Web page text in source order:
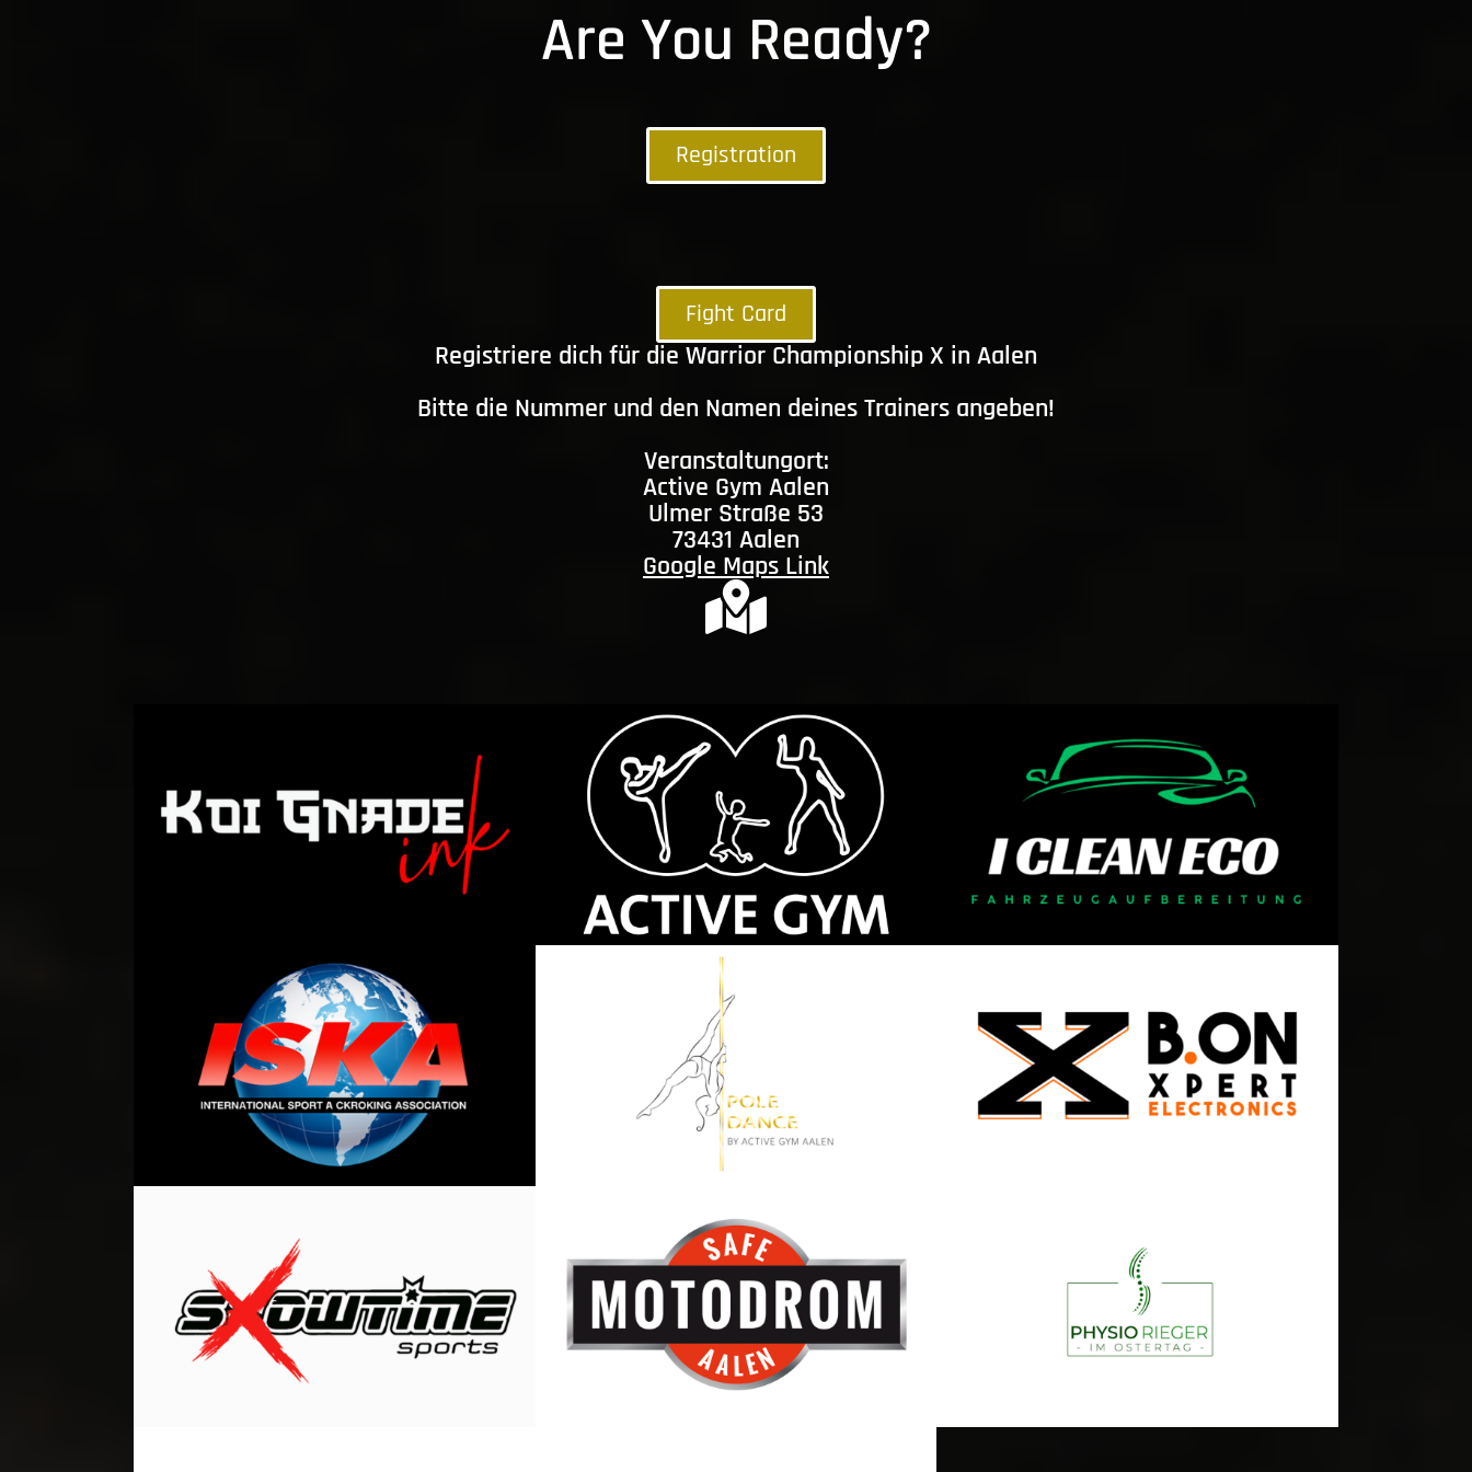
Are You Ready?
Registration
Fight Card
Registriere dich für die Warrior Championship X in Aalen
Bitte die Nummer und den Namen deines Trainers angeben!
Veranstaltungort:
Active Gym Aalen
Ulmer Straße 53
73431 Aalen
Google Maps Link